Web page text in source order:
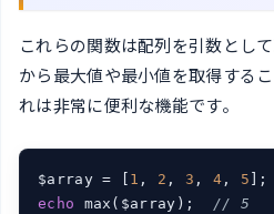
これらの関数は配列を引数とし
から最大値や最小値を取得する
れは非常に便利な機能です。
$array = [ 1 , 2 , 3 , 4 , 5
echo max($array); // 5